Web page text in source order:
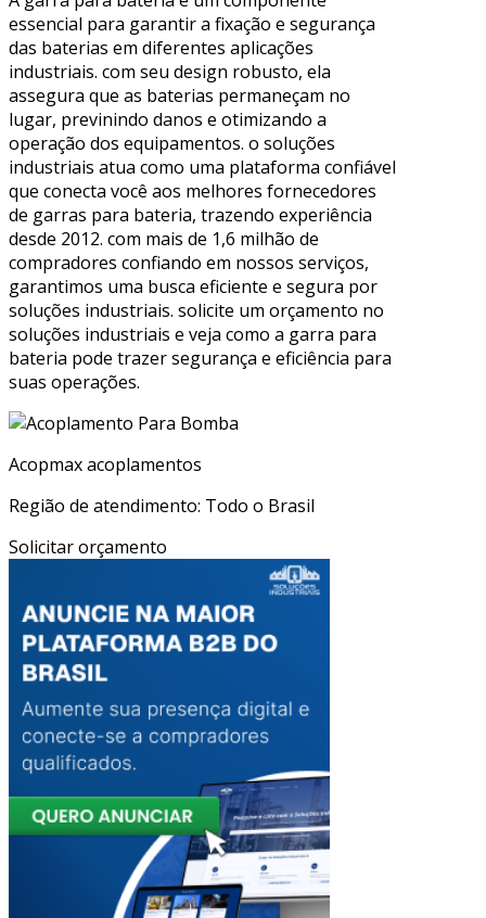
essencial para garantir a fixação e segurança
das baterias em diferentes aplicações
industriais. com seu design robusto, ela
assegura que as baterias permaneçam no
lugar, previnindo danos e otimizando a
operação dos equipamentos. o soluções
industriais atua como uma plataforma confiável
que conecta você aos melhores fornecedores
de garras para bateria, trazendo experiência
desde 2012. com mais de 1,6 milhão de
compradores confiando em nossos serviços,
garantimos uma busca eficiente e segura por
soluções industriais. solicite um orçamento no
soluções industriais e veja como a garra para
bateria pode trazer segurança e eficiência para
suas operações.
Acopmax acoplamentos
Região de atendimento: Todo o Brasil
Solicitar orçamento